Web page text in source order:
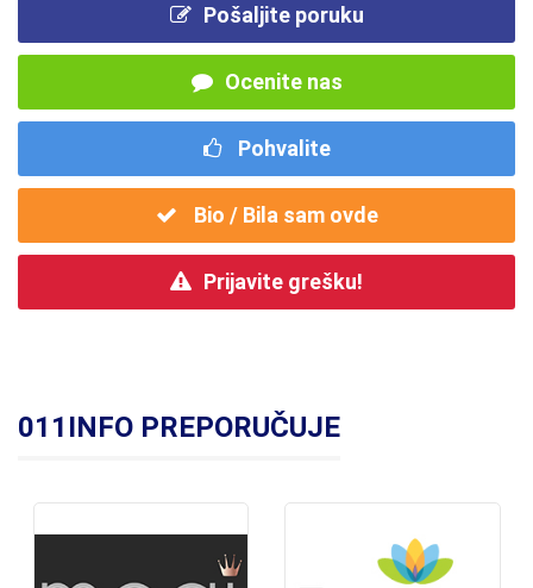
Pošaljite poruku
Ocenite nas
Pohvalite
Bio / Bila sam ovde
Prijavite grešku!
011INFO PREPORUČUJE